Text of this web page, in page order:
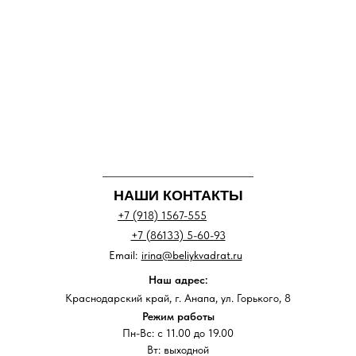
НАШИ КОНТАКТЫ
+7 (918) 1567-555
+7 (86133) 5-60-93
Наш адрес:
Краснодарский край, г. Анапа, ул. Горького, 8
Режим работы
Пн-Вс: с 11.00 до 19.00
Вт: выходной
irina@beliykvadrat.ru
Email: